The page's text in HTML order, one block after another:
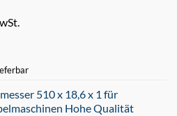
510 x 18,6 x 1 für
Hohe Qualität